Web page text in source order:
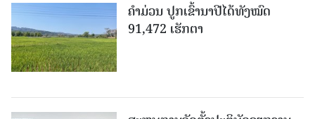
ຄໍາມ່ວນ ປູກເຂົ້ານາປີໄດ້ທັງໝົດ
91,472 ເຮັກຕາ